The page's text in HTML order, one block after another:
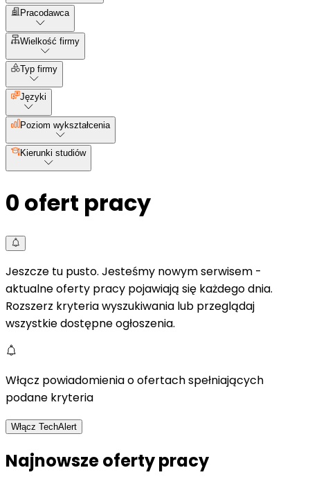
Pracodawca
Wielkość firmy
Typ firmy
Języki
Poziom wykształcenia
Kierunki studiów
0 ofert pracy
Jeszcze tu pusto. Jesteśmy nowym serwisem -
aktualne oferty pracy pojawiają się każdego dnia.
Rozszerz kryteria wyszukiwania lub przeglądaj
wszystkie dostępne ogłoszenia.
Włącz powiadomienia o ofertach spełniających
podane kryteria
Włącz TechAlert
Najnowsze oferty pracy